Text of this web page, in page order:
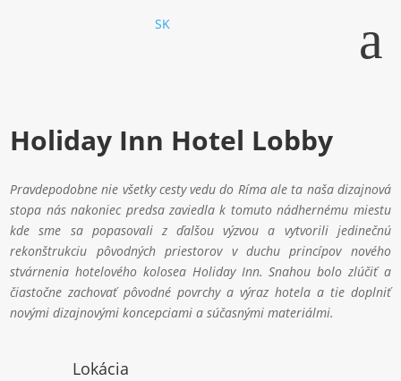
SK a
Holiday Inn Hotel Lobby
Pravdepodobne nie všetky cesty vedu do Ríma ale ta naša dizajnová
stopa nás nakoniec predsa zaviedla k tomuto nádhernému miestu
kde sme sa popasovali z ďalšou výzvou a vytvorili jedinečnú
rekonštrukciu pôvodných priestorov v duchu princípov nového
stvárnenia hotelového kolosea Holiday Inn.Snahou bolo zlúčiť a
čiastočne zachovať pôvodné povrchy a výraz hotela a tie doplniť
novými dizajnovými koncepciami a súčasnými materiálmi.
Lokácia